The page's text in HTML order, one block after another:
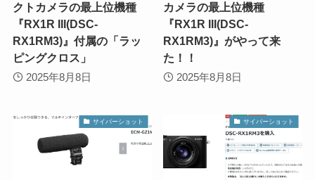
クトカメラの最上位機種
『RX1R III(DSC-
RX1RM3)』付属の「ラッ
ピングクロス」
2025年8月8日
カメラの最上位機種
『RX1R III(DSC-
RX1RM3)』がやって来
た！！
2025年8月8日
サイバーショット サイバーショット